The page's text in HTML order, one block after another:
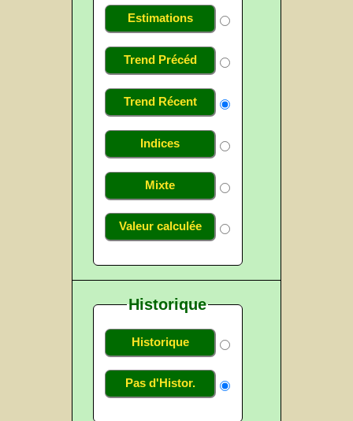
Estimations
Trend Précéd
Trend Récent
Indices
Mixte
Valeur calculée
Historique
Historique
Pas d'Histor.